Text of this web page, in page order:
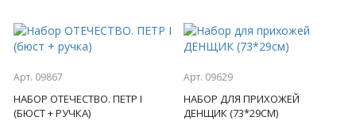
Арт. 09867
НАБОР ОТЕЧЕСТВО. ПЕТР I
(БЮСТ + РУЧКА)
Арт. 09629
НАБОР ДЛЯ ПРИХОЖЕЙ
ДЕНЩИК (73*29СМ)